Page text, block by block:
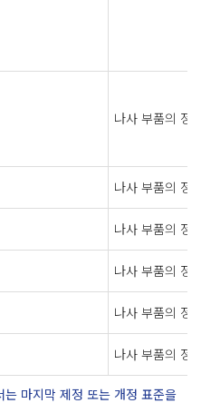
나사 부품의 정
나사 부품의 정
나사 부품의 정
나사 부품의 정
나사 부품의 정
나사 부품의 정
마지막 제정 또는 개정 표준을